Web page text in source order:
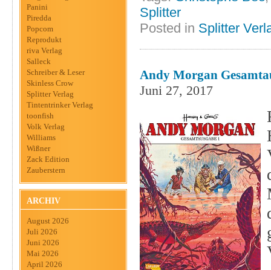
Panini
Piredda
Popcom
Reprodukt
riva Verlag
Salleck
Schreiber & Leser
Skinless Crow
Splitter Verlag
Tintentrinker Verlag
toonfish
Volk Verlag
Williams
Wißner
Zack Edition
Zauberstern
ARCHIV
August 2026
Juli 2026
Juni 2026
Mai 2026
April 2026
Splitter
Posted in Splitter
Andy Morgan
Juni 27, 2017